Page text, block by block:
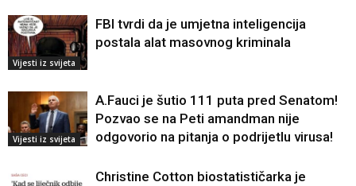
Vijesti iz svijeta
FBI tvrdi da je umjetna inteligencija
postala alat masovnog kriminala
Vijesti iz svijeta
A.Fauci je šutio 111 puta pred Senatom!
Pozvao se na Peti amandman nije
odgovorio na pitanja o podrijetlu virusa!
Christine Cotton biostatističarka je